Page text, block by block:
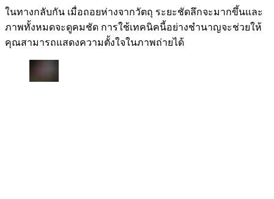
ในทางกลับกัน เมื่อถอยห่างจากวัตถุ ระยะชัดลึกจะมากขึ้นและ
ภาพทั้งหมดจะดูคมชัด การใช้เทคนิคนี้อย่างชำนาญจะช่วยให้
คุณสามารถแสดงความตั้งใจในภาพถ่ายได้